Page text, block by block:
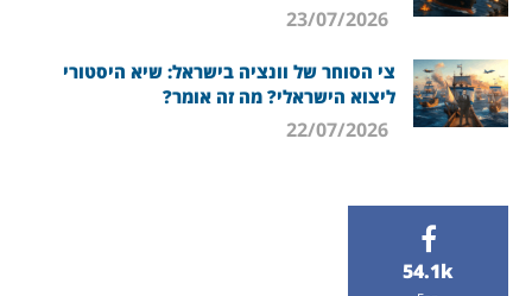
צי הסוחר של וונציה בישראל: שיא היסטורי
ליצוא הישראלי? מה זה אומר?
54.1k